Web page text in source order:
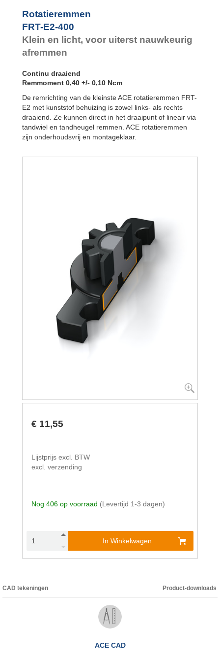
FYN-N1
FYN-S1
FYT-H1 en FYN-
H1
Rotatieremmen
FRT-E2-400
Klein en licht, voor uiterst nauwkeurig
afremmen
Continu draaiend
Remmoment 0,40 +/- 0,10 Ncm
De remrichting van de kleinste ACE rotatieremmen FRT-
E2 met kunststof behuizing is zowel links- als rechts
draaiend. Ze kunnen direct in het draaipunt of lineair via
tandwiel en tandheugel remmen. ACE rotatieremmen
zijn onderhoudsvrij en montageklaar.
€ 11,55
Lijstprijs excl. BTW
excl. verzending
Nog 406 op voorraad (Levertijd 1-3 dagen)
In Winkelwagen
CAD tekeningen Product-downloads
ACE CAD